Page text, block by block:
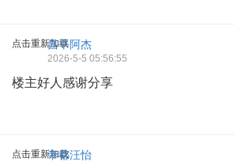
点击重新加载昌平阿杰
2026-5-5 05:56:55
楼主好人感谢分享
点击重新加载帝都汪怡